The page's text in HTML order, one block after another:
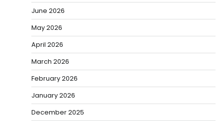
June 2026
May 2026
April 2026
March 2026
February 2026
January 2026
December 2025